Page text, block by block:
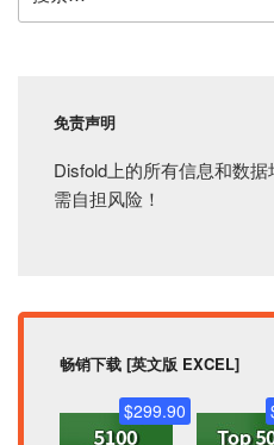
索：
免责声明
Disfold上的所有信息和数
需自担风险！
畅销下载 [英文版 EXCEL]
$299.90